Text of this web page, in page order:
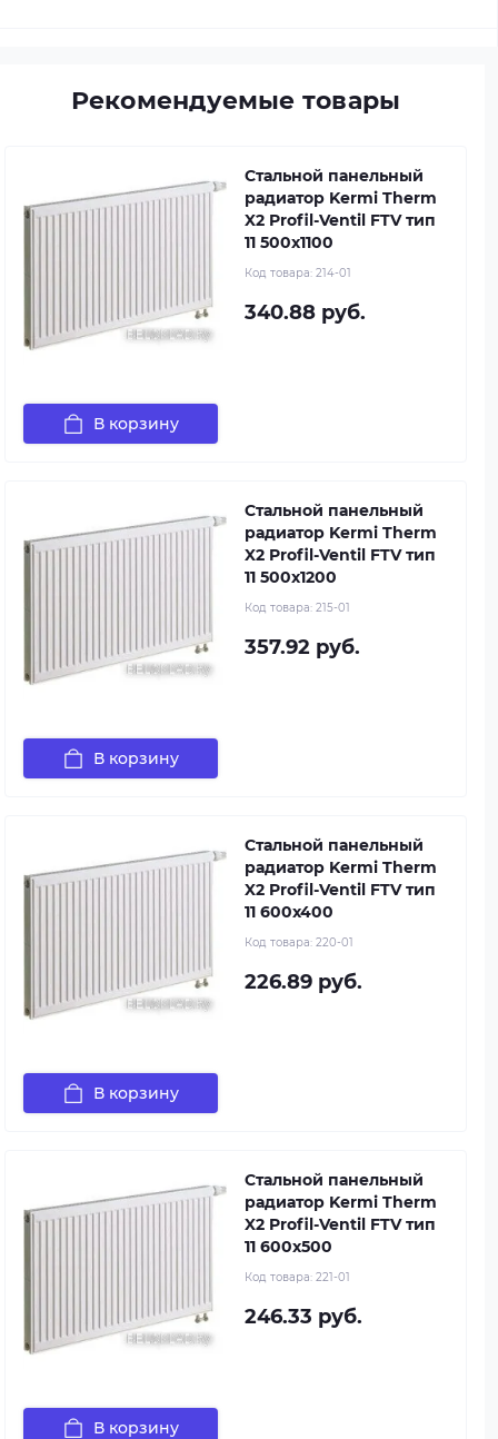
Рекомендуемые товары
Стальной панельный
радиатор Kermi Therm
X2 Profil-Ventil FTV тип
11 500x1100
Код товара: 214-01
340.88 руб.
В корзину
Стальной панельный
радиатор Kermi Therm
X2 Profil-Ventil FTV тип
11 500x1200
Код товара: 215-01
357.92 руб.
В корзину
Стальной панельный
радиатор Kermi Therm
X2 Profil-Ventil FTV тип
11 600x400
Код товара: 220-01
226.89 руб.
В корзину
Стальной панельный
радиатор Kermi Therm
X2 Profil-Ventil FTV тип
11 600x500
Код товара: 221-01
246.33 руб.
В корзину